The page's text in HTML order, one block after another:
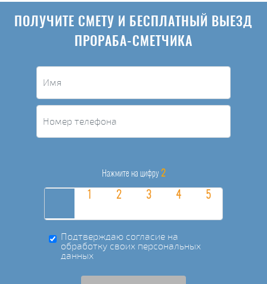
ПОЛУЧИТЕ СМЕТУ И БЕСПЛАТНЫЙ ВЫЕЗД
ПРОРАБА-СМЕТЧИКА
Нажмите на цифру 2
Подтверждаю согласие на
обработку своих персональных
данных